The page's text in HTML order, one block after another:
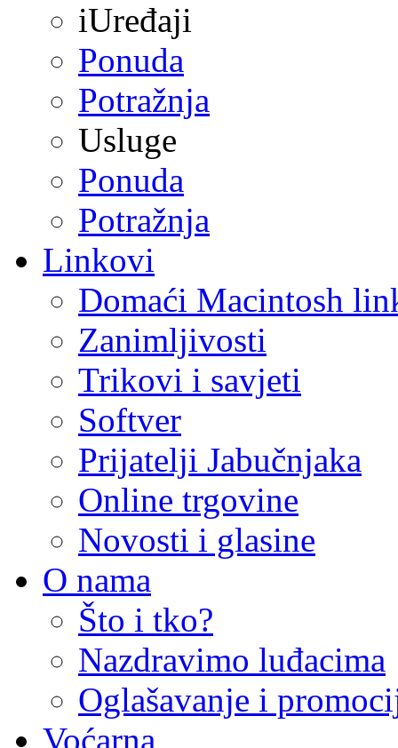
iUređaji
Ponuda
Potražnja
Usluge
Ponuda
Potražnja
Linkovi
Domaći Macintosh
Zanimljivosti
Trikovi i savjeti
Softver
Prijatelji Jabučnjaka
Online trgovine
Novosti i glasine
O nama
Što i tko?
Nazdravimo luđacima
Oglašavanje i
Voćarna